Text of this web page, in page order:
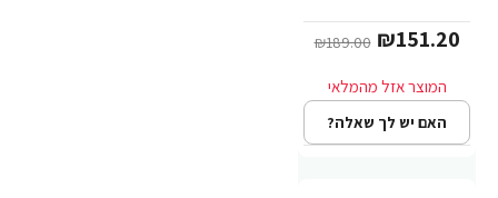
Bar
₪151.20
₪189.00
האם יש לך שאלה?